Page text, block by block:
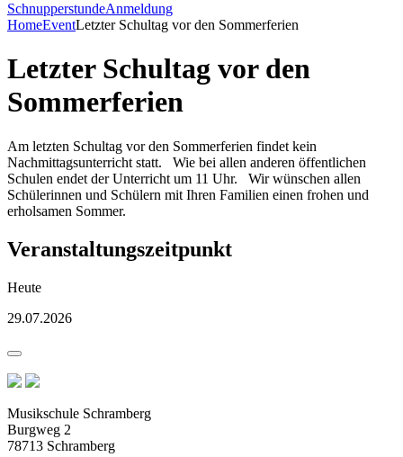
SchnupperstundeAnmeldung
HomeEventLetzter Schultag vor den Sommerferien
Letzter Schultag vor den
Sommerferien
Am letzten Schultag vor den Sommerferien findet kein
Nachmittagsunterricht statt. Wie bei allen anderen öffentlichen
Schulen endet der Unterricht um 11 Uhr. Wir wünschen allen
Schülerinnen und Schülern mit Ihren Familien einen frohen und
erholsamen Sommer.
Veranstaltungszeitpunkt
Heute
29.07.2026
Musikschule Schramberg
Burgweg 2
78713 Schramberg